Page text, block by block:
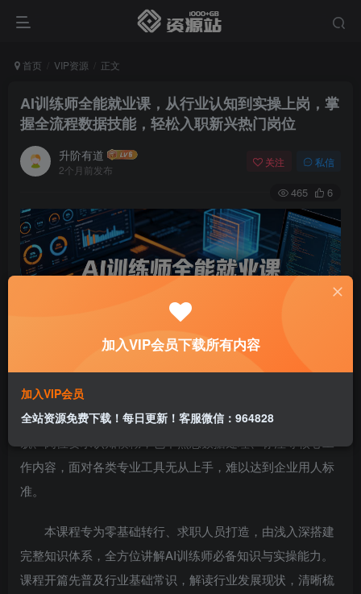
首页 VIP资源 正文
AI训练师全能就业课，从行业认知到实操上岗，掌
握全流程数据技能，轻松入职新兴热门岗位
升阶有道
2个月前发布
关注 私信
465 6
人工智能产业飞速发展，AI训练师成为当下需求旺盛、
发展前景广阔的新兴职业。不少有意入行的新人，对行业全
貌、岗位要求认知模糊，也不熟悉数据处理、标注等核心工
作内容，面对各类专业工具无从上手，难以达到企业用人标
准。
本课程专为零基础转行、求职人员打造，由浅入深搭建
完整知识体系，全方位讲解AI训练师必备知识与实操能力。
课程开篇先普及行业基础常识，解读行业发展现状，清晰梳
加入VIP会员下载所有内容
加入VIP会员
全站资源免费下载！每日更新！客服微信：964828